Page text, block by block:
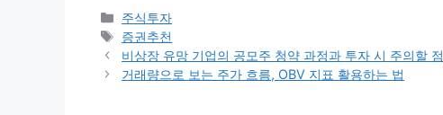
카
테
고
리
주식투자
태
그
증권추천
비상장 유망 기업의 공모주 청약 과정과 투자 시 주의할 점
거래량으로 보는 주가 흐름, OBV 지표 활용하는 법